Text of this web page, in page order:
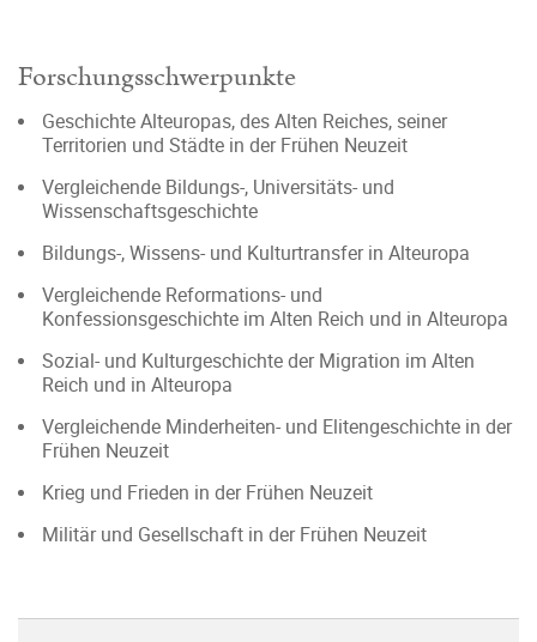
Forschungsschwerpunkte
Geschichte Alteuropas, des Alten Reiches, seiner
Territorien und Städte in der Frühen Neuzeit
Vergleichende Bildungs-, Universitäts- und
Wissenschaftsgeschichte
Bildungs-, Wissens- und Kulturtransfer in Alteuropa
Vergleichende Reformations- und
Konfessionsgeschichte im Alten Reich und in Alteuropa
Sozial- und Kulturgeschichte der Migration im Alten
Reich und in Alteuropa
Vergleichende Minderheiten- und Elitengeschichte in der
Frühen Neuzeit
Krieg und Frieden in der Frühen Neuzeit
Militär und Gesellschaft in der Frühen Neuzeit